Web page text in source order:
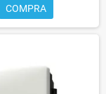
COMPRA